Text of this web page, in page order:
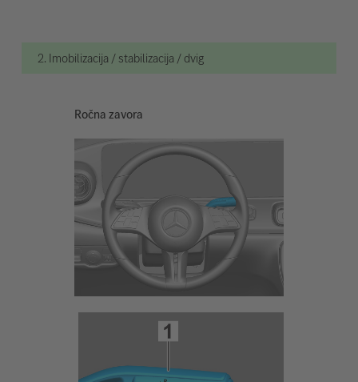
2. Imobilizacija / stabilizacija / dvig
Ročna zavora